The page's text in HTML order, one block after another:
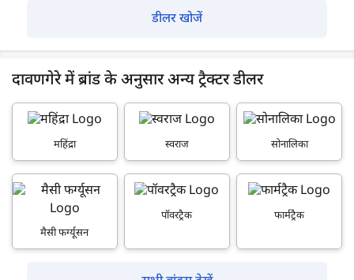
डीलर खोजें
दावणगेरे में ब्रांड के अनुसार अन्य ट्रैक्टर डीलर
महिंद्रा स्वराज सोनालिका
मैसी फर्ग्यूसन
पॉवरट्रैक फार्मट्रैक